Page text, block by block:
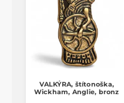
VALKÝRA, štítonoška,
Wickham, Anglie, bronz